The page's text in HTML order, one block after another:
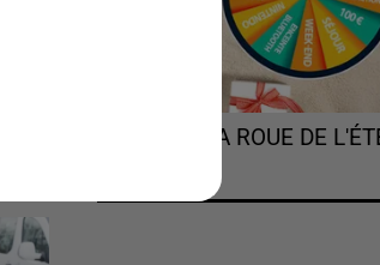
TOURNEZ LA ROUE DE